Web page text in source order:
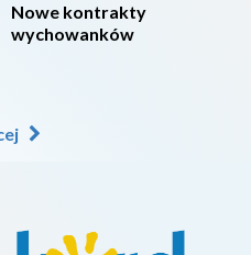
Nowe kontrakty
wychowanków